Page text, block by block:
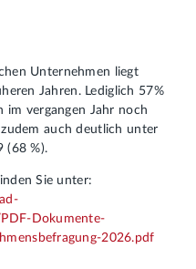
Unternehmen liegt
Jahren. Lediglich 57%
im vergangen Jahr noch
auch deutlich unter
(68 %).
Sie unter:
Dokumente-
2026.pdf